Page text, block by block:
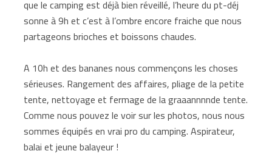
que le camping est déjà bien réveillé, l’heure du pt-déj
sonne à 9h et c’est à l’ombre encore fraiche que nous
partageons brioches et boissons chaudes.
A 10h et des bananes nous commençons les choses
sérieuses. Rangement des affaires, pliage de la petite
tente, nettoyage et fermage de la graaannnnde tente.
Comme nous pouvez le voir sur les photos, nous nous
sommes équipés en vrai pro du camping. Aspirateur,
balai et jeune balayeur !